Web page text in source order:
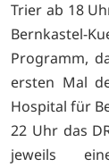
Trier ab 18
Bernkastel-
Programm,
ersten Mal
Hospital für
22 Uhr das
jeweils